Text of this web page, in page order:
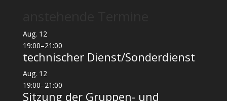
Aug. 12
19:00–21:00
technischer Dienst/Sonderdienst
Aug. 12
19:00–21:00
Sitzung der Gruppen- und